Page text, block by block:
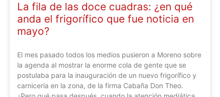
La fila de las doce cuadras: ¿en qué
anda el frigorífico que fue noticia en
mayo?
El mes pasado todos los medios pusieron a Moreno sobre
la agenda al mostrar la enorme cola de gente que se
postulaba para la inauguración de un nuevo frigorífico y
carnicería en la zona, de la firma Cabaña Don Theo.